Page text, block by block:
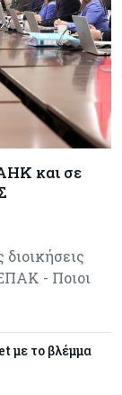
06-08-2026
από την
εν αναμονή της
06-08-2026
το Παλιό ΓΣΠ
των
06-08-2026
για
και σε
- Ποιοι
με το βλέμμα